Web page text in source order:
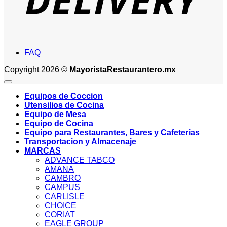
FAQ
Copyright 2026 © MayoristaRestaurantero.mx
Equipos de Coccion
Utensilios de Cocina
Equipo de Mesa
Equipo de Cocina
Equipo para Restaurantes, Bares y Cafeterias
Transportacion y Almacenaje
MARCAS
ADVANCE TABCO
AMANA
CAMBRO
CAMPUS
CARLISLE
CHOICE
CORIAT
EAGLE GROUP